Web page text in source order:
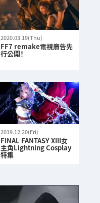
2020.03.19(Thu)
FF7 remake電視廣告先
行公開！
2019.12.20(Fri)
FINAL FANTASY XIII女
主角Lightning Cosplay
特集